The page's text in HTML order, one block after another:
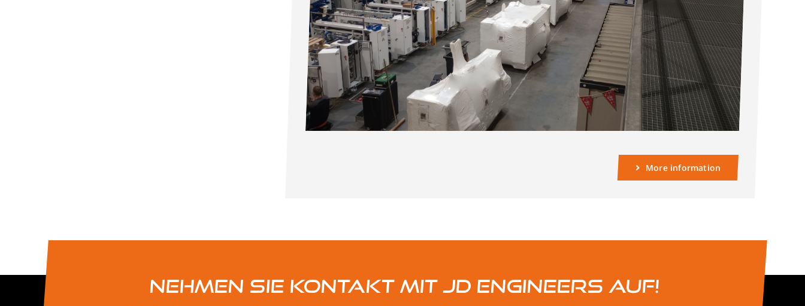
More information
Nehmen Sie Kontakt mit JD Engineers auf!